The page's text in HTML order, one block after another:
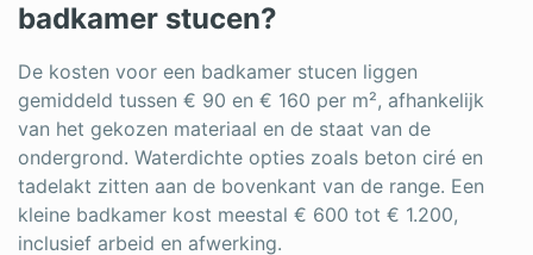
badkamer stucen?
De kosten voor een badkamer stucen liggen
gemiddeld tussen € 90 en € 160 per m², afhankelijk
van het gekozen materiaal en de staat van de
ondergrond. Waterdichte opties zoals beton ciré en
tadelakt zitten aan de bovenkant van de range. Een
kleine badkamer kost meestal € 600 tot € 1.200,
inclusief arbeid en afwerking.